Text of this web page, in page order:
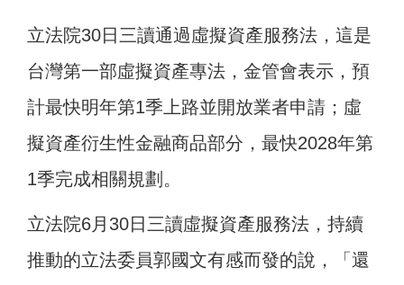
立法院30日三讀通過虛擬資產服務法，這是
台灣第一部虛擬資產專法，金管會表示，預
計最快明年第1季上路並開放業者申請；虛
擬資產衍生性金融商品部分，最快2028年第
1季完成相關規劃。
立法院6月30日三讀虛擬資產服務法，持續
推動的立法委員郭國文有感而發的說，「 還